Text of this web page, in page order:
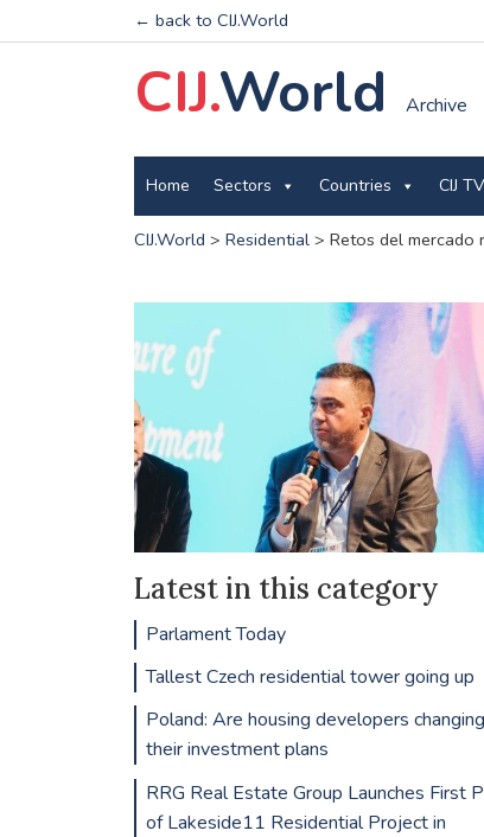
← back to CIJ.World
CIJ.World Archive
Home Sectors Countries CIJ TV
CIJ.World > Residential> Retos del mercado
Latest in this category
Parlament Today
Tallest Czech residential tower going up
Poland: Are housing developers changing
their investment plans
RRG Real Estate Group Launches First
of Lakeside11 Residential Project in